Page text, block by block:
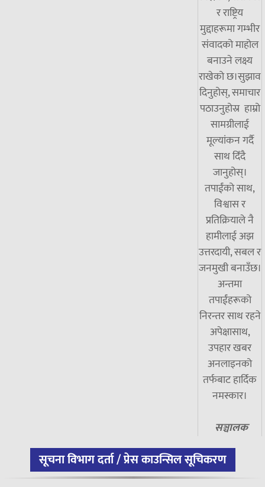
र राष्ट्रिय
मुद्दाहरूमा गम्भीर
संवादको माहोल
बनाउने लक्ष्य
राखेको छ।सुझाव
दिनुहोस्, समाचार
पठाउनुहोस्र हाम्रो
सामग्रीलाई
मूल्यांकन गर्दै
साथ दिँदै
जानुहोस्।
तपाईंको साथ,
विश्वास र
प्रतिक्रियाले नै
हामीलाई अझ
उत्तरदायी, सबल र
जनमुखी बनाउँछ।
अन्तमा
तपाईंहरूको
निरन्तर साथ रहने
अपेक्षासाथ,
उपहार खबर
अनलाइनको
तर्फबाट हार्दिक
नमस्कार।
सञ्चालक
सूचना विभाग दर्ता / प्रेस काउन्सिल सूचिकरण